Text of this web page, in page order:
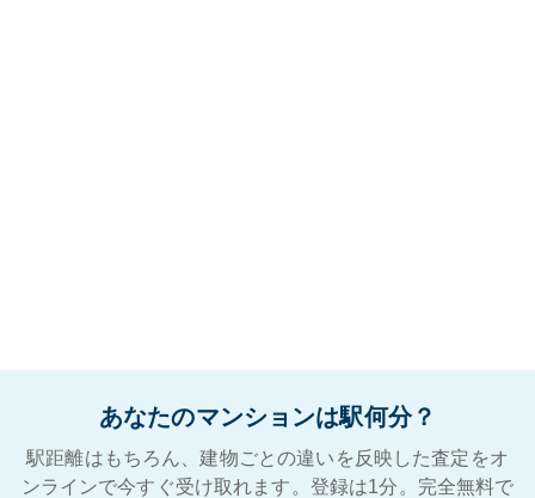
あなたのマンションは駅何分？
駅距離はもちろん、建物ごとの違いを反映した査定をオ
ンラインで今すぐ受け取れます。登録は1分。完全無料で